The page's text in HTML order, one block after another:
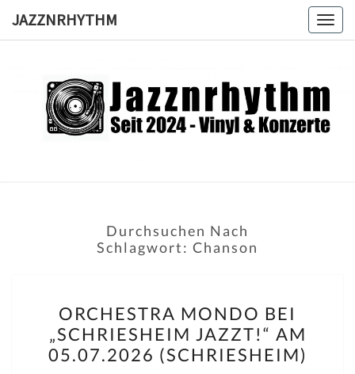
JAZZNRHYTHM
Seit
2024 –
Durchsuchen Nach
Schlagwort: Chanson
MONDO
BEI
„SCHRIESHEIM
ORCHESTRA MONDO BEI
„SCHRIESHEIM JAZZT!“ AM
05.07.2026 (SCHRIESHEIM)